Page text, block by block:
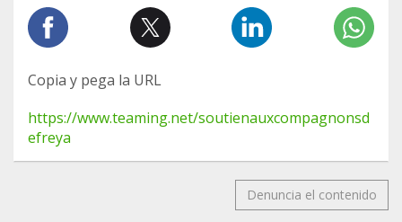
Copia y pega la URL
https://www.teaming.net/soutienauxcompagnonsd
efreya
Denuncia el contenido